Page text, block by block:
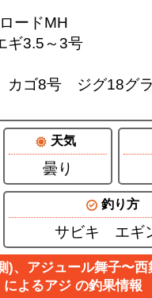
ードMH
ギ3.5～3号
ゴ8号 ジグ18グ
天気
曇り
釣り方
サビキ エギ
)、アジュール舞子〜
によるアジ の釣果情報